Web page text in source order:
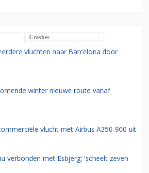
Crashes
vluchten naar Barcelona door
winter nieuwe route vanaf
vlucht met Airbus A350-900 uit
verbonden met Esbjerg: 'scheelt zeven